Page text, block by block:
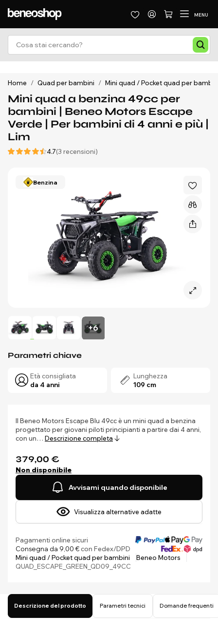
MENU
Home / Quad per bambini / Mini quad / Pocket quad per
Mini quad a benzina 49cc per
bambini | Beneo Motors Escape
Verde | Per bambini di 4 anni e più |
Lim
4.7(3 recensioni)
Benzina
+6
Parametri chiave
Età consigliata
da 4 anni
Lunghezza
109 cm
Il Beneo Motors Escape Blu 49cc è un mini quad a benzina
progettato per giovani piloti principianti a partire dai 4 anni,
con un… Descrizione completa
379,00 €
Non disponibile
Avvisami quando disponibile
Visualizza alternative adatte
Pagamenti online sicuri
Consegna da 9,00 €con Fedex/DPD
Mini quad / Pocket quad per bambini
Beneo Motors
QUAD_ESCAPE_GREEN_QD09_49CC
Descrizione del prodotto Parametri tecnici Domande frequenti